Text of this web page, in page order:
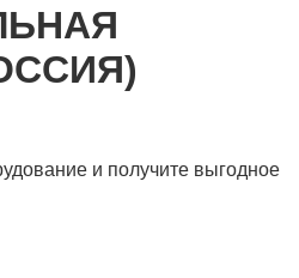
и получите выгодное